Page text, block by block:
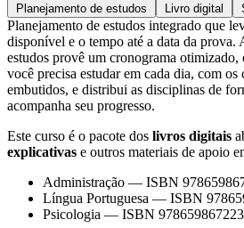
Planejamento de estudos Livro digital
Planejamento de estudos integrado que
disponível e o tempo até a data da prova.
estudos provê um cronograma otimizado,
você precisa estudar em cada dia, com os
embutidos, e distribui as disciplinas de
acompanha seu progresso.
Este curso é o pacote dos livros digitais
explicativas e outros materiais de apoio
Administração — ISBN
Língua Portuguesa — ISBN
Psicologia — ISBN